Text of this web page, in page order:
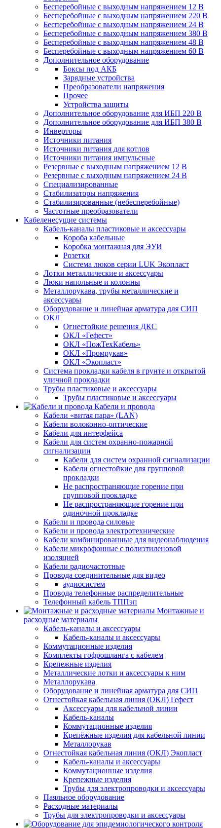
Бесперебойные с выходным напряжением 12 В
Бесперебойные с выходным напряжением 220 В
Бесперебойные с выходным напряжением 24 В
Бесперебойные с выходным напряжением 380 В
Бесперебойные с выходным напряжением 48 В
Бесперебойные с выходным напряжением 60 В
Дополнительное оборудование
Боксы под АКБ
Зарядные устройства
Преобразователи напряжения
Прочее
Устройства защиты
Дополнительное оборудование для ИБП 220 В
Дополнительное оборудование для ИБП 380 В
Инверторы
Источники питания
Источники питания для котлов
Источники питания импульсные
Резервные с выходным напряжением 12 В
Резервные с выходным напряжением 24 В
Специализированные
Стабилизаторы напряжения
Стабилизированные (небесперебойные)
Частотные преобразователи
Кабеленесущие системы
Кабель-каналы пластиковые и аксессуары
Короба кабельные
Коробка монтажная для ЭУИ
Розетки
Система люков серии LUK Экопласт
Лотки металлические и аксессуары
Люки напольные и колонны
Металлорукава, трубы металлические и
аксессуары
Оборудование и линейная арматура для СИП
ОКЛ
Огнестойкие решения ДКС
ОКЛ «Гефест»
ОКЛ «ПожТехКабель»
ОКЛ «Промрукав»
ОКЛ «Экопласт»
Система прокладки кабеля в грунте и открытой
уличной прокладки
Трубы пластиковые и аксессуары
Трубы пластиковые и аксессуары
Кабели и провода
Кабели «витая пара» (LAN)
Кабели волоконно-оптические
Кабели для интерфейса
Кабели для систем охранно-пожарной
сигнализации
Кабели для систем охранной сигнализации
Кабели огнестойкие для групповой
прокладки
Не распространяющие горение при
групповой прокладке
Не распространяющие горение при
одиночной прокладке
Кабели и провода силовые
Кабели и провода электротехнические
Кабели комбинированные для видеонаблюдения
Кабели микрофонные с полиэтиленовой
изоляцией
Кабели радиочастотные
Провода соединительные для видео
аудиосистем
Провода телефонные распределительные
Телефонный кабель ТППэп
Монтажные и
расходные материалы
Кабель-каналы и аксессуары
Кабель-каналы и аксессуары
Коммутационные изделия
Комплекты гофрошланга с кабелем
Крепежные изделия
Металлические лотки и аксессуары к ним
Металлорукава
Оборудование и линейная арматура для СИП
Огнестойкая кабельная линия (ОКЛ) Гефест
Аксессуары для кабельной линии
Кабель-каналы
Коммутационные изделия
Крепёжные изделия для кабельной линии
Металлорукав
Огнестойкая кабельная линия (ОКЛ) Экопласт
Кабель-каналы и аксессуары
Коммутационные изделия
Крепежные изделия
Трубы для электропроводки и аксессуары
Паяльное оборудование
Расходные материалы
Трубы для электропроводки и аксессуары